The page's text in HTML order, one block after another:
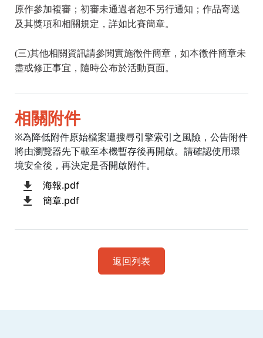
原作參加複審；初審未通過者恕不另行通知；作品寄送
及其獎項和相關規定，詳如比賽簡章。
(三)其他相關資訊請參閱實施徵件簡章，如本徵件簡章未
盡或修正事宜，隨時公布於活動頁面。
相關附件
※為降低附件原始檔案遭搜尋引擎索引之風險，公告附件
將由瀏覽器先下載至本機暫存後再開啟。請確認使用環
境安全後，再決定是否開啟附件。
海報.pdf
簡章.pdf
返回列表